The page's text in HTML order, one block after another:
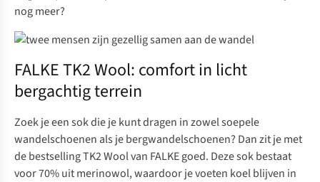
nog meer?
FALKE TK2 Wool: comfort in licht
bergachtig terrein
Zoek je een sok die je kunt dragen in zowel soepele
wandelschoenen als je bergwandelschoenen? Dan zit je met
de bestsellingTK2 Wool van FALKEgoed. Deze sok bestaat
voor 70% uit merinowol, waardoor je voeten koel blijven in